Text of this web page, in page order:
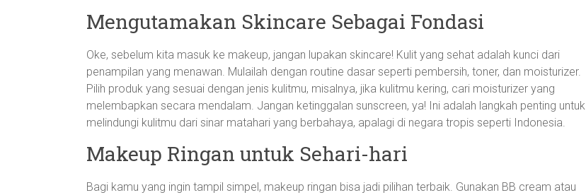
Mengutamakan Skincare Sebagai Fondasi
Oke, sebelum kita masuk ke makeup, jangan lupakan skincare! Kulit yang sehat adalah kunci dari
penampilan yang menawan. Mulailah dengan routine dasar seperti pembersih, toner, dan moisturizer.
Pilih produk yang sesuai dengan jenis kulitmu, misalnya, jika kulitmu kering, cari moisturizer yang
melembapkan secara mendalam. Jangan ketinggalan sunscreen, ya! Ini adalah langkah penting untuk
melindungi kulitmu dari sinar matahari yang berbahaya, apalagi di negara tropis seperti Indonesia.
Makeup Ringan untuk Sehari-hari
Bagi kamu yang ingin tampil simpel, makeup ringan bisa jadi pilihan terbaik. Gunakan BB cream atau